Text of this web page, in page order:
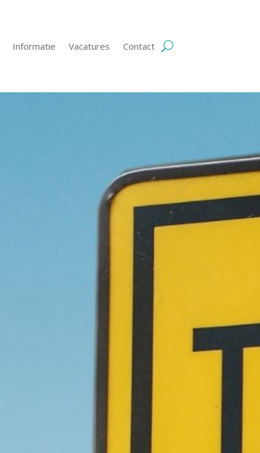
Informatie Vacatures Contact